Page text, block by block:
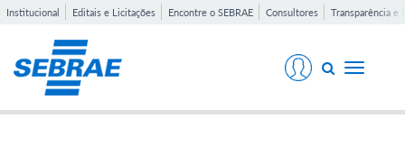
Institucional Editais e Licitações Encontre o SEBRAE Consultores Transparência e
Toggle